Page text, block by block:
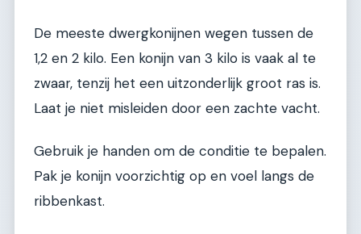
De meeste dwergkonijnen wegen tussen de
1,2 en 2 kilo. Een konijn van 3 kilo is vaak al te
zwaar, tenzij het een uitzonderlijk groot ras is.
Laat je niet misleiden door een zachte vacht.
Gebruik je handen om de conditie te bepalen.
Pak je konijn voorzichtig op en voel langs de
ribbenkast.